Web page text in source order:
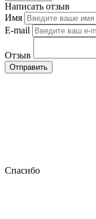
Написать отзыв
Имя
E-mail
Отзыв
Отправить
Спасибо